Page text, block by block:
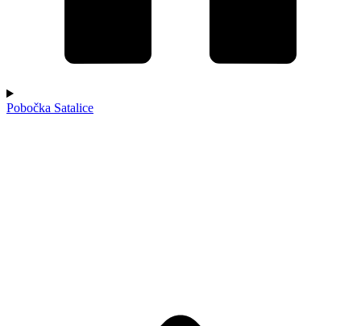
Pobočka Satalice